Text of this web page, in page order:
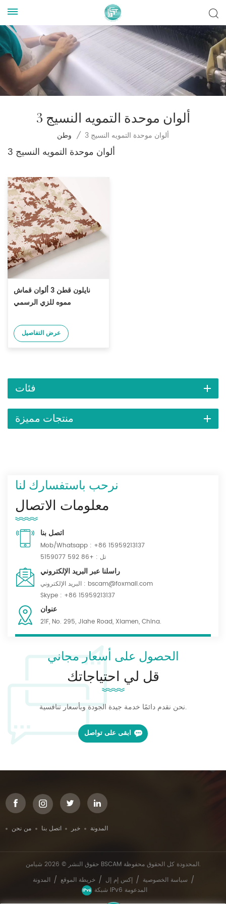
3 ألوان موحدة التمويه النسيج
وطن / 3 ألوان موحدة التمويه النسيج
3 ألوان موحدة التمويه النسيج
نايلون قطن 3 ألوان قماش
مموه للزي الرسمي
عرض التفاصيل
فئات
منتجات مميزة
نرحب باستفسارك لنا
معلومات الاتصال
اتصل بنا
Mob/Whatsapp : +86 15959213137
تل : +86 592 5159077
راسلنا عبر البريد الإلكتروني
البريد الإلكتروني : bscam@foxmail.com
Skype : +86 15959213137
عنوان
21F, No. 295, Jiahe Road, Xiamen, China.
الحصول على أسعار مجاني
قل لي احتياجاتك
نحن نقدم دائمًا خدمة جيدة الجودة وبأسعار تنافسية.
ابقى على تواصل
من نحن اتصل بنا خبر المدونة
حقوق النشر © 2026 شيامن BSCAM المحدودة كل الحقوق محفوظة.
المدونة / خريطة الموقع / إكس إم إل / سياسة الخصوصية /
شبكة IPv6 المدعومة